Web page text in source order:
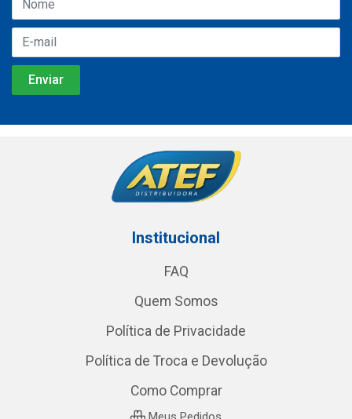
Institucional
FAQ
Quem Somos
Política de Privacidade
Política de Troca e Devolução
Como Comprar